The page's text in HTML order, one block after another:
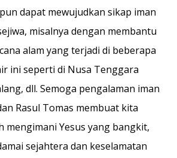
dapat mewujudkan sikap iman
misalnya dengan membantu
alam yang terjadi di beberapa
ini seperti di Nusa Tenggara
dll. Semoga pengalaman iman
Rasul Tomas membuat kita
mengimani Yesus yang bangkit,
sejahtera dan keselamatan